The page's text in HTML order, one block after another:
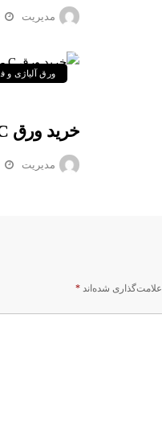
مدیریت
ورق آلیاژی و
خرید ورق A139 GR A – B – C
مدیریت
شده‌اند *